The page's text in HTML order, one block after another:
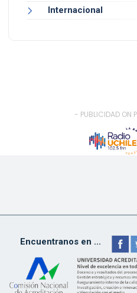
Internacional
- PUBLICIDAD ON
Encuentranos en ...